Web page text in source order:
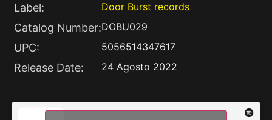
Label: Door Burst records
Catalog Number:DOBU029
UPC: 5056514347617
Release Date: 24 Agosto 2022